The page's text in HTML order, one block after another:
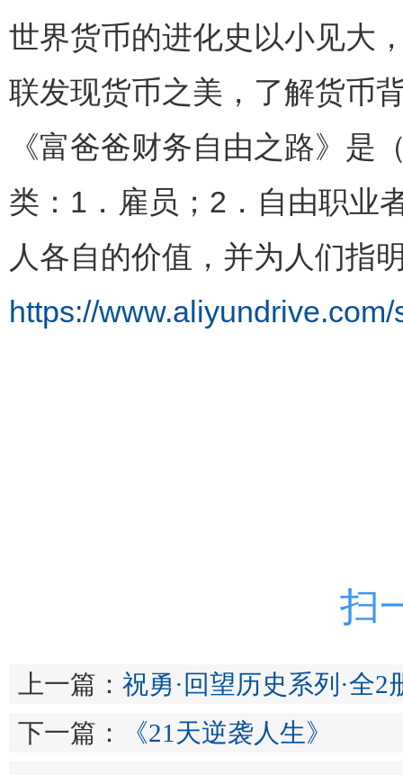
世界货币的进化史以小见大
联发现货币之美，了解货币
《富爸爸财务自由之路》是
类：1．雇员；2．自由职业
人各自的价值，并为人们指
https://
扫
上一篇： 祝勇·回望历史系列·全
下一篇：
《21天逆袭人生》